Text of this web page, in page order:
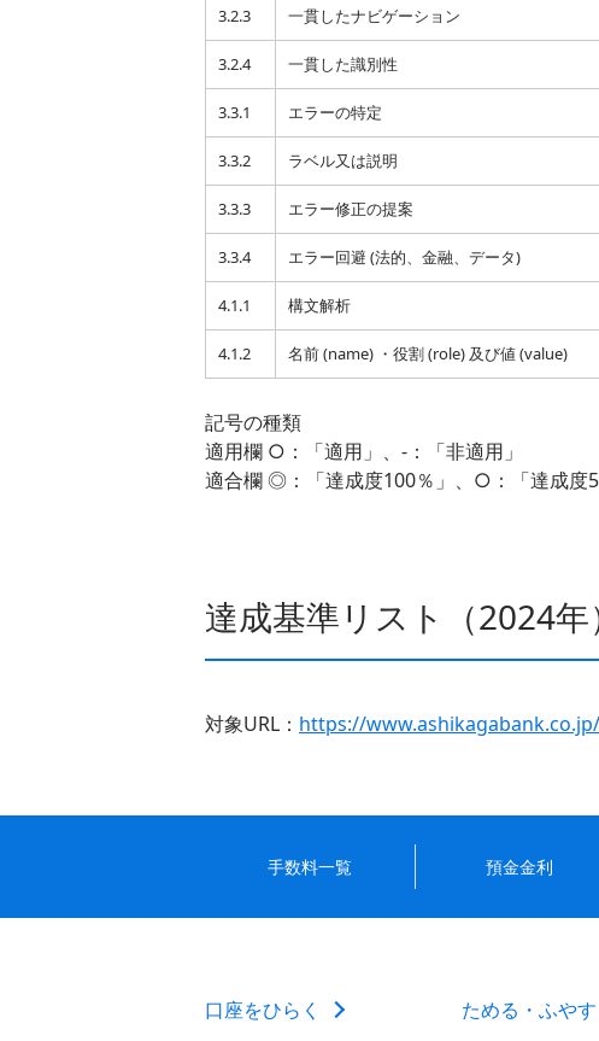
3.2.3 一貫したナビゲーション
3.2.4 一貫した識別性
3.3.1 エラーの特定
3.3.2 ラベル又は説明
3.3.3 エラー修正の提案
3.3.4 エラー回避 (法的、金融、データ)
4.1.1 構文解析
4.1.2 名前 (name) ・役割 (role) 及び値 (value)
記号の種類
適用欄 ○：「適用」、-：「非適用」
適合欄 ◎：「達成度100％」、○：「達成度
達成基準リスト（2024年
対象URL： https://
手数料一覧 預金金利
口座をひらく ためる・ふやす